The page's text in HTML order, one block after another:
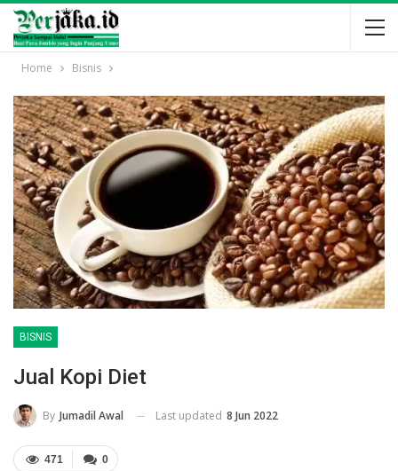
Home Bisnis
BISNIS
Jual Kopi Diet
By Jumadil Awal Last updated 8 Jun 2022
0
471